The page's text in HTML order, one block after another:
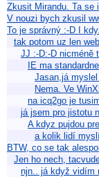
Zkusit Mirandu. Ta se
V nouzi bych zkusil
To je správný :-D I
tak potom uz len
JJ :-D:-D nicméně
IE ma
Jasan,já
Nema. Ve
na icq2go je
já jsem pro jistotu
A kdyz pujdou
a kolik lidí
BTW, co se tak
Jen ho nech,
njn.. já když vidím